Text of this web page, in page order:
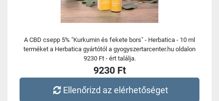
A CBD csepp 5% "Kurkumin és fekete bors" - Herbatica - 10 ml
terméket a Herbatica gyártótól a gyogyszertarcenter.hu oldalon
9230 Ft - ért találja.
9230 Ft
Ellenőrizd az elérhetőséget